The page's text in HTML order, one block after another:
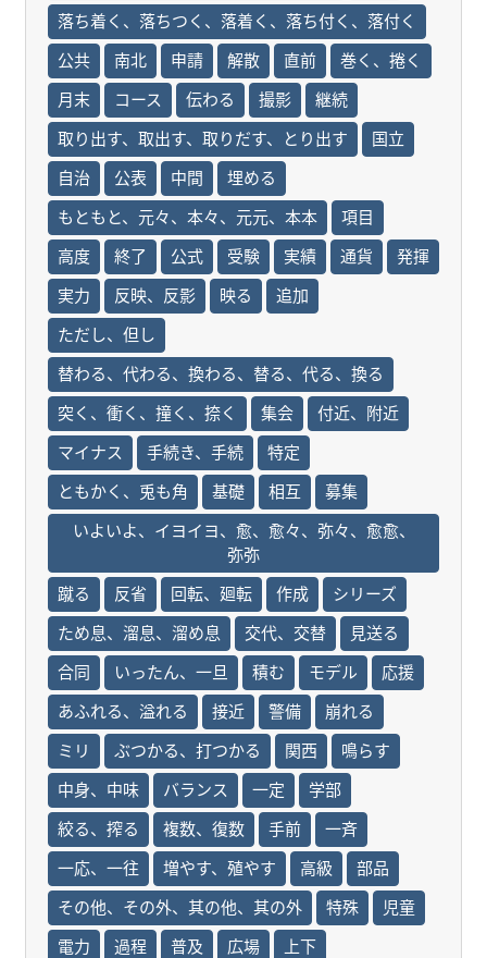
落ち着く、落ちつく、落着く、落ち付く、落付く
公共
南北 申請 解散 直前
巻く、捲く
月末
コース 伝わる 撮影
継続
取り出す、取出す、取りだす、とり出す
国立
自治
公表 中間
埋める
もともと、元々、本々、元元、本本
項目
高度
終了 公式 受験 実績 通貨
発揮
実力
反映、反影 映る
追加
ただし、但し
替わる、代わる、換わる、替る、代る、換る
突く、衝く、撞く、捺く
集会
付近、附近
マイナス
手続き、手続
特定
ともかく、兎も角
基礎 相互
募集
いよいよ、イヨイヨ、愈、愈々、弥々、愈愈、
弥弥
蹴る
反省 回転、廻転 作成
シリーズ
ため息、溜息、溜め息
交代、交替
見送る
合同
いったん、一旦 積む モデル
応援
あふれる、溢れる
接近 警備
崩れる
ミリ
ぶつかる、打つかる 関西
鳴らす
中身、中味
バランス 一定
学部
絞る、搾る
複数、復数 手前
一斉
一応、一往
増やす、殖やす 高級
部品
その他、その外、其の他、其の外
特殊
児童
電力
過程 普及 広場
上下